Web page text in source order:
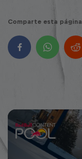
Comparte esta página